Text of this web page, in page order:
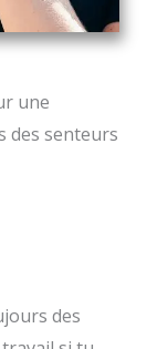
une
des senteurs
des